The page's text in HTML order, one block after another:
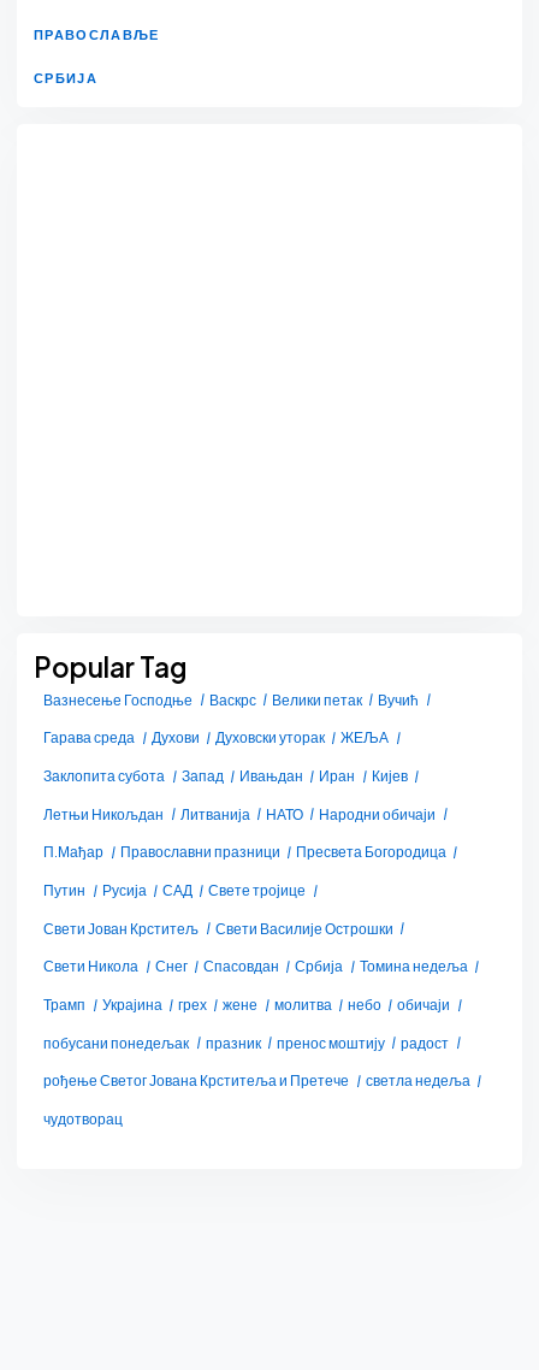
ПРАВОСЛАВЉЕ
СРБИЈА
Popular Tag
Вазнесење Господње Васкрс Велики петак
Вучић
Гарава среда
Духови Духовски уторак
ЖЕЉА
Заклопита субота
Запад Ивањдан Иран
Кијев
Летњи Никољдан
Литванија НАТО
Народни обичаји
П.Мађар
Православни празници
Пресвета Богородица
Путин
Русија САД
Свете тројице
Свети Јован Крститељ
Свети Василије Острошки
Свети Никола
Снег Спасовдан Србија
Томина недеља
Трамп
Украјина грех жене молитва небо
обичаји
побусани понедељак
празник пренос моштију
радост
рођење Светог Јована Крститеља и Претече
светла недеља
чудотворац